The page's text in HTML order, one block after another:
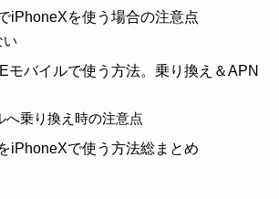
iPhoneXを使う場合の注意点
い
モバイルで使う方法。乗り換え＆APN
へ乗り換え時の注意点
iPhoneXで使う方法総まとめ